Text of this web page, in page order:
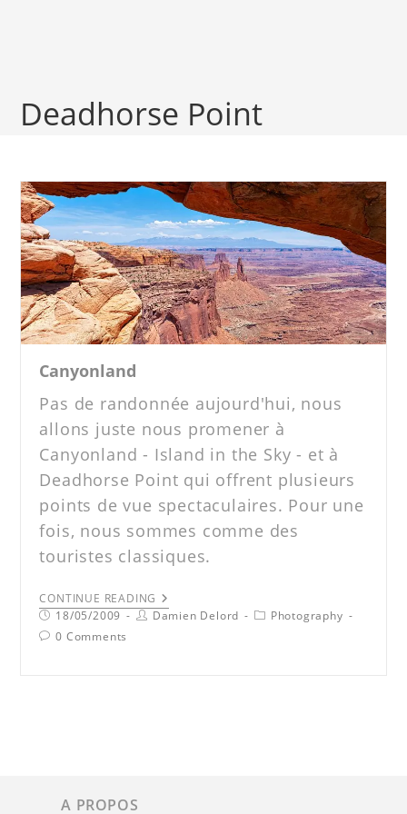
Deadhorse Point
Canyonland
Pas de randonnée aujourd'hui, nous
allons juste nous promener à
Canyonland - Island in the Sky - et à
Deadhorse Point qui offrent plusieurs
points de vue spectaculaires. Pour une
fois, nous sommes comme des
touristes classiques.
CONTINUE READING
18/05/2009
Damien Delord
Photography
0 Comments
A PROPOS